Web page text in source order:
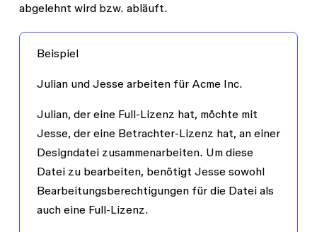
abgelehnt wird bzw. abläuft.
Beispiel
Julian und Jesse arbeiten für Acme Inc.
Julian, der eine Full-Lizenz hat, möchte mit
Jesse, der eine Betrachter-Lizenz hat, an einer
Designdatei zusammenarbeiten. Um diese
Datei zu bearbeiten, benötigt Jesse sowohl
Bearbeitungsberechtigungen für die Datei als
auch eine Full-Lizenz.